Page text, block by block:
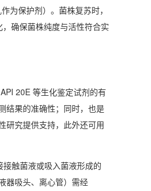
为保护剂）。菌株复苏时，
确保菌株纯度与活性符合实
20E 等生化鉴定试剂的有
结果的准确性；同时，也是
研究提供支持，此外还可用
触菌液或吸入菌液形成的
器吸头、离心管）需经